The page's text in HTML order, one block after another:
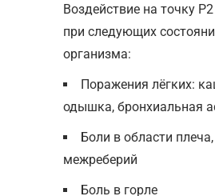
Воздействие на точку
при следующих
организма:
Поражения лёгких:
одышка, бронхиальная
Боли в области
межреберий
Боль в горле